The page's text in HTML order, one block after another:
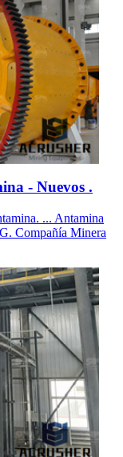
- Nuevos .
... Antamina
Compañía Minera